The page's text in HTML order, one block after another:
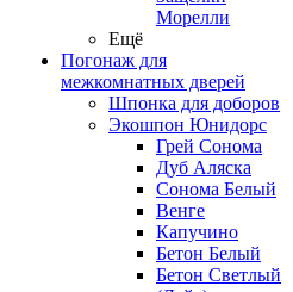
Морелли
Ещё
Погонаж для
межкомнатных дверей
Шпонка для доборов
Экошпон Юнидорс
Грей Сонома
Дуб Аляска
Сонома Белый
Венге
Капучино
Бетон Белый
Бетон Светлый